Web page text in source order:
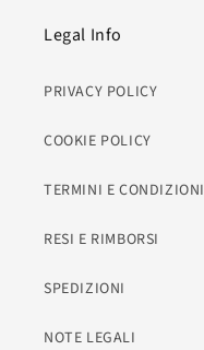
Legal Info
PRIVACY POLICY
COOKIE POLICY
TERMINI E CONDIZIONI
RESI E RIMBORSI
SPEDIZIONI
NOTE LEGALI